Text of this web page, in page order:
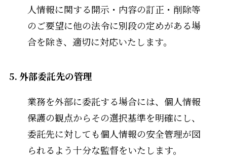
人情報に関する開示・内容の訂正・削除等
のご要望に他の法令に別段の定めがある場
合を除き、適切に対応いたします。
5. 外部委託先の管理
業務を外部に委託する場合には、個人情報
保護の観点からその選択基準を明確にし、
委託先に対しても個人情報の安全管理が図
られるよう十分な監督をいたします。